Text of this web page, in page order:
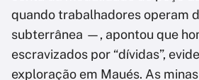
quando trabalhadores operam
subterrânea —, apontou que
escravizados por “dívidas”,
exploração em Maués. As